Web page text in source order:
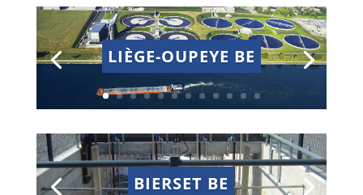
LIÈGE-OUPEYE BE
BIERSET BE